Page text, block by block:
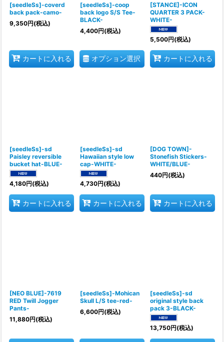
[seedleSs]-coverd
back pack-camo-
9,350円(税込)
カートに入れる
[seedleSs]-coop
back logo S/S Tee-
BLACK-
4,400円(税込)
オプション選択
[STANCE]-ICON
QUARTER 3 PACK-
WHITE-
5,500円(税込)
カートに入れる
[seedleSs]-sd
Paisley reversible
bucket hat-BLUE-
4,180円(税込)
カートに入れる
[seedleSs]-sd
Hawaiian style low
cap-WHITE-
4,730円(税込)
カートに入れる
[DOG TOWN]-
Stonefish Stickers-
WHITE/BLUE-
440円(税込)
カートに入れる
[NEO BLUE]-7619
RED Twill Jogger
Pants-
11,880円(税込)
[seedleSs]-Mohican
Skull L/S tee-red-
6,600円(税込)
[seedleSs]-sd
original style back
pack 3-BLACK-
13,750円(税込)